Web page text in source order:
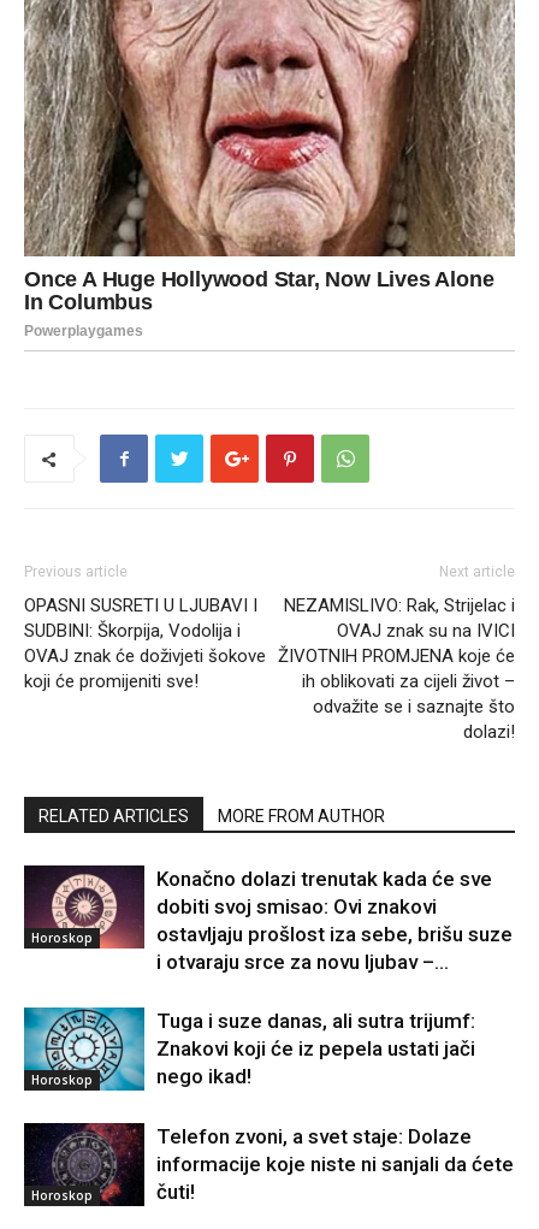
Previous article
OPASNI SUSRETI U LJUBAVI I
SUDBINI: Škorpija, Vodolija i
OVAJ znak će doživjeti šokove
koji će promijeniti sve!
Next article
NEZAMISLIVO: Rak, Strijelac i
OVAJ znak su na IVICI
ŽIVOTNIH PROMJENA koje će
ih oblikovati za cijeli život –
odvažite se i saznajte što
dolazi!
RELATED ARTICLES MORE FROM AUTHOR
Horoskop
Konačno dolazi trenutak kada će sve
dobiti svoj smisao: Ovi znakovi
ostavljaju prošlost iza sebe, brišu suze
i otvaraju srce za novu ljubav –...
Horoskop
Tuga i suze danas, ali sutra trijumf:
Znakovi koji će iz pepela ustati jači
nego ikad!
Horoskop
Telefon zvoni, a svet staje: Dolaze
informacije koje niste ni sanjali da ćete
čuti!